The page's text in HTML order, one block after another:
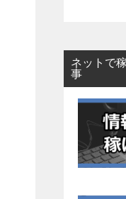
ネットで
事